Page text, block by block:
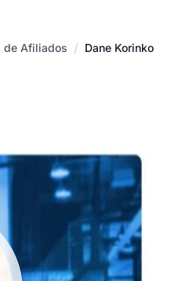
de Afiliados / Dane Korinko